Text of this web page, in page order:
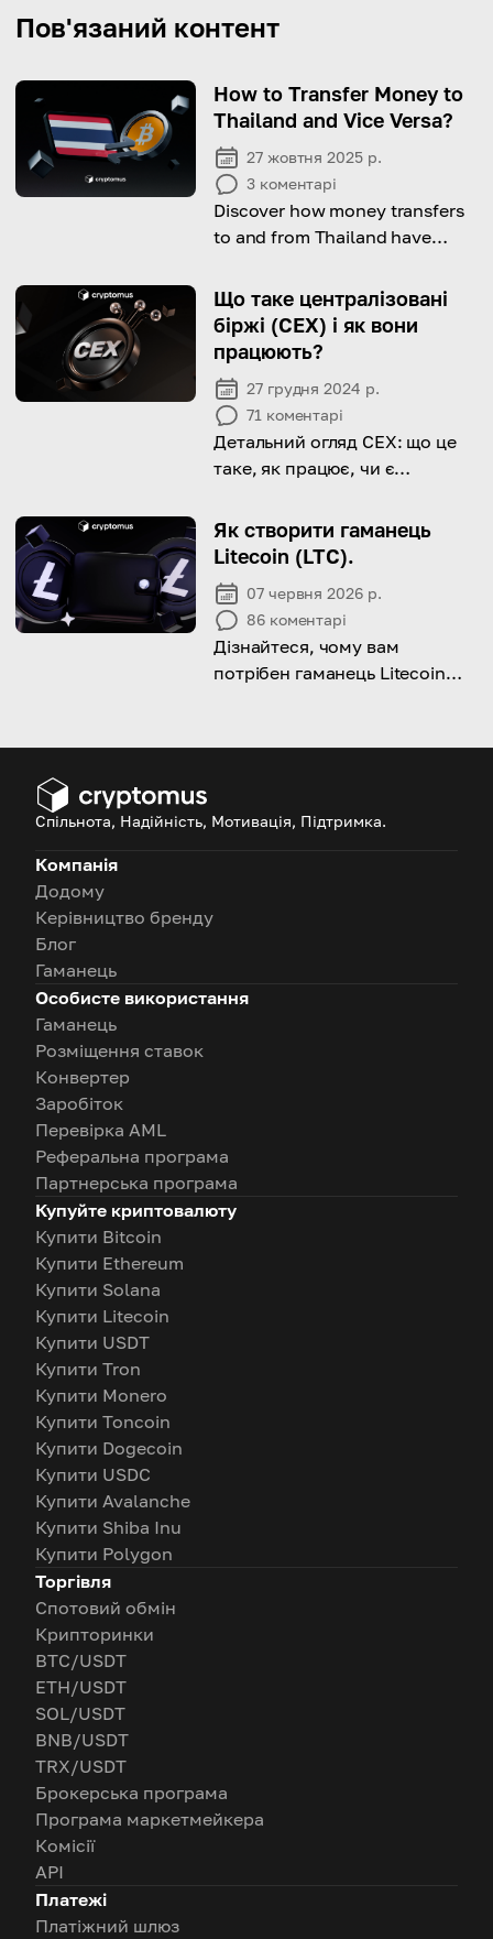
Пов'язаний контент
How to Transfer Money to
Thailand and Vice Versa?
27 жовтня 2025 р.
3 коментарі
Discover how money transfers
to and from Thailand have
convenient than ever.
Що таке централізовані
біржі (CEX) і як вони
працюють?
27 грудня 2024 р.
71 коментарі
Детальний огляд CEX: що це
таке, як працює, чи є
від DEX
Як створити гаманець
Litecoin (LTC).
07 червня 2026 р.
86 коментарі
Дізнайтеся, чому вам
потрібен гаманець Litecoin
Спільнота, Надійність, Мотивація, Підтримка.
Компанія
Додому
Керівництво бренду
Блог
Гаманець
Особисте використання
Гаманець
Розміщення ставок
Конвертер
Заробіток
Перевірка AML
Реферальна програма
Партнерська програма
Купуйте криптовалюту
Купити Bitcoin
Купити Ethereum
Купити Solana
Купити Litecoin
Купити USDT
Купити Tron
Купити Monero
Купити Toncoin
Купити Dogecoin
Купити USDC
Купити Avalanche
Купити Shiba Inu
Купити Polygon
Торгівля
Спотовий обмін
Крипторинки
BTC/USDT
ETH/USDT
SOL/USDT
BNB/USDT
TRX/USDT
Брокерська програма
Програма маркетмейкера
Комісії
API
Платежі
Платіжний шлюз